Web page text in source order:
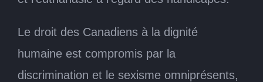
Le droit des Canadiens à la dignité
humaine est compromis par la
discrimination et le sexisme omniprésents,